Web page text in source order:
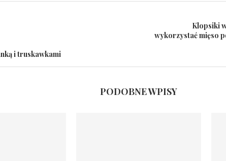
i truskawkami
Klopsiki
wykorzystać mięso
PODOBNE WPISY